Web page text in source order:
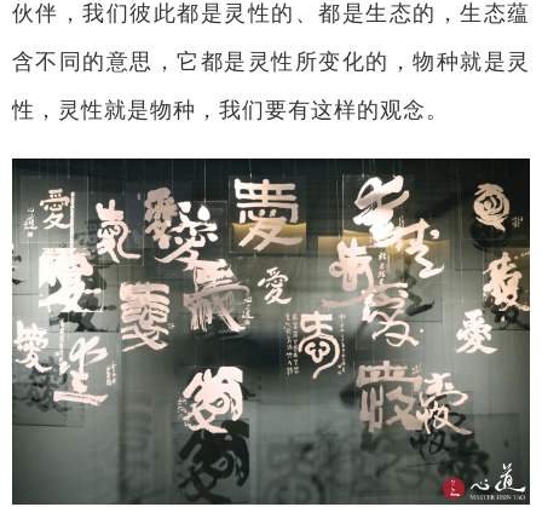
伙伴，我们彼此都是灵性的、都是生态的，生态蕴
含不同的意思，它都是灵性所变化的，物种就是灵
性，灵性就是物种，我们要有这样的观念。